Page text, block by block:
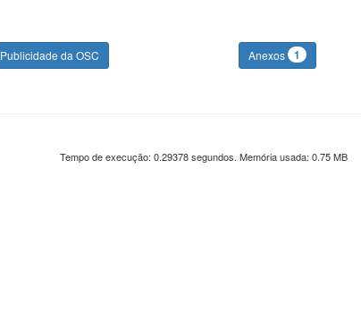
Publicidade da OSC Anexos 1
Tempo de execução: 0.29378 segundos. Memória usada: 0.75 MB